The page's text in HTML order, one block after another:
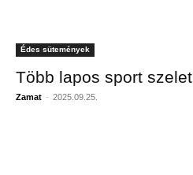
Édes sütemények
Több lapos sport szelet
Zamat - 2025.09.25.